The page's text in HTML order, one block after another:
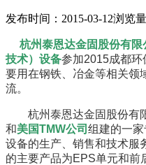
发布时间：2015-03-12浏览
杭州泰恩达金固股份有限
技术）设备参加2015成都
要用在钢铁、冶金等相关领
流。
杭州泰恩达金固股份有
和美国TMW公司 组建的一
设备的生产、销售和技术服
的主要产品为EPS单元和前